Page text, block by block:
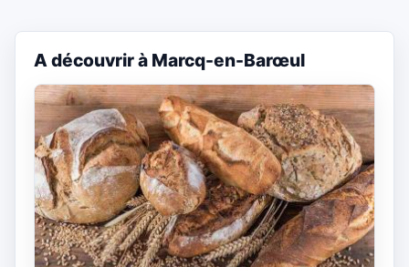
A découvrir à Marcq-en-Barœul